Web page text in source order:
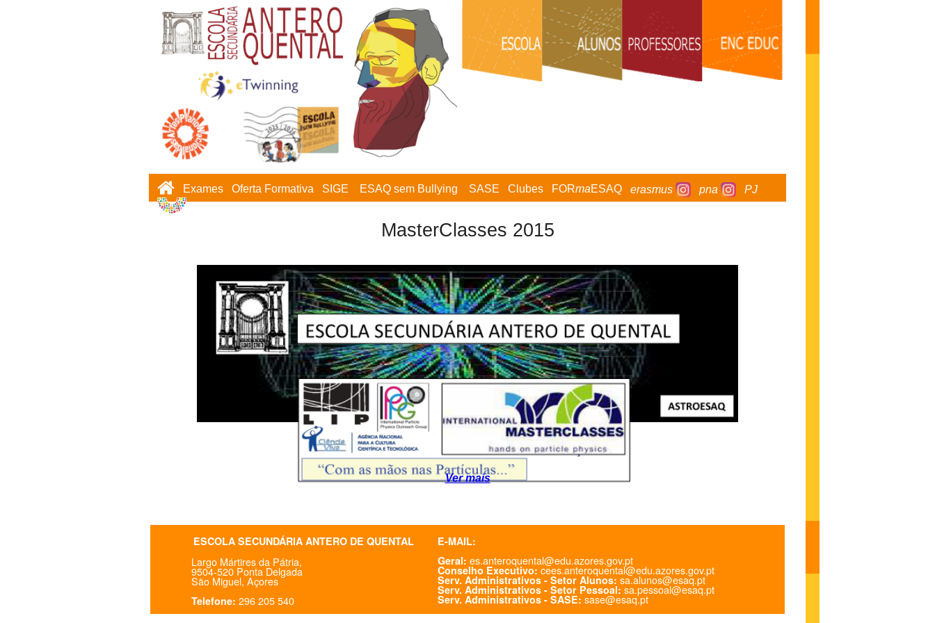
Exames Oferta Formativa SIGE ESAQ sem Bullying SASE Clubes FORmaESAQ erasmus pna PJ
MasterClasses 2015
Ver mais
ESCOLA SECUNDÁRIA ANTERO DE QUENTAL
Largo Mártires da Pátria,
9504-520 Ponta Delgada
São Miguel, Açores
Telefone: 296 205 540
E-MAIL:
Geral: es.anteroquental@edu.azores.gov.pt
Conselho Executivo: cees.anteroquental@edu.azores.gov.pt
Serv. Administrativos - Setor Alunos: sa.alunos@esaq.pt
Serv. Administrativos - Setor Pessoal: sa.pessoal@esaq.pt
Serv. Administrativos - SASE: sase@esaq.pt